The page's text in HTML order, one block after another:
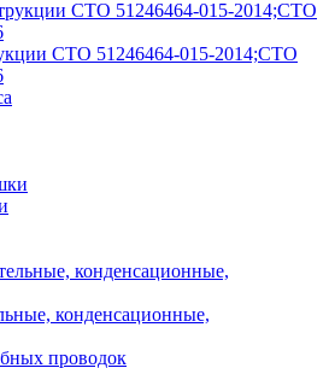
СТО 51246464-015-2014;СТО
конденсационные,